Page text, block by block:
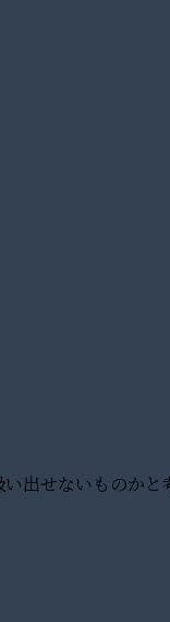
出せないものか